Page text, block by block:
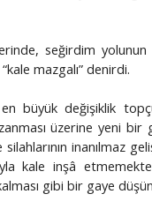
seğirdim
mazgalı” denirdi.
büyük değişiklik
üzerine yeni
inanılmaz
kale inşâ
gibi bir gaye